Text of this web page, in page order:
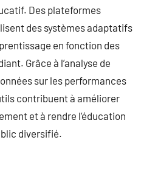
Des plateformes
des systèmes adaptatifs
en fonction des
Grâce à l’analyse de
sur les performances
contribuent à améliorer
et à rendre l’éducation
diversifié.